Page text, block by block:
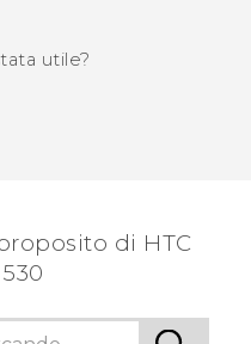
utile?
di HTC